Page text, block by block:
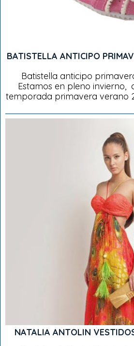
BATISTELLA ANTICIPO
Batistella anticipo
Estamos en pleno invierno,
temporada primavera verano
NATALIA ANTOLIN